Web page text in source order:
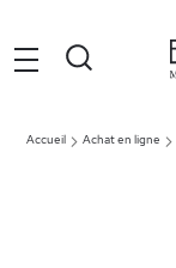
Rechercher
Accueil Achat en ligne